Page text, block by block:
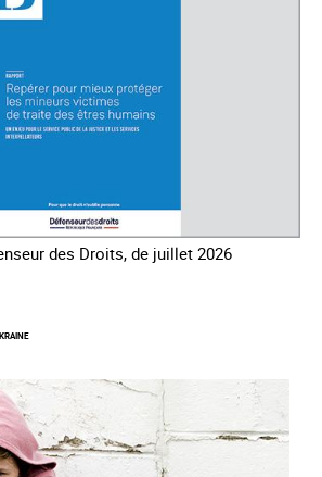
des Droits, de juillet 2026